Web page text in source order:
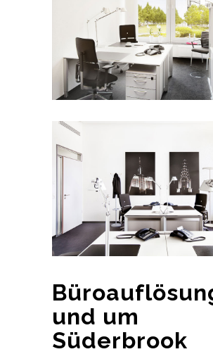
und um
Süderbrook